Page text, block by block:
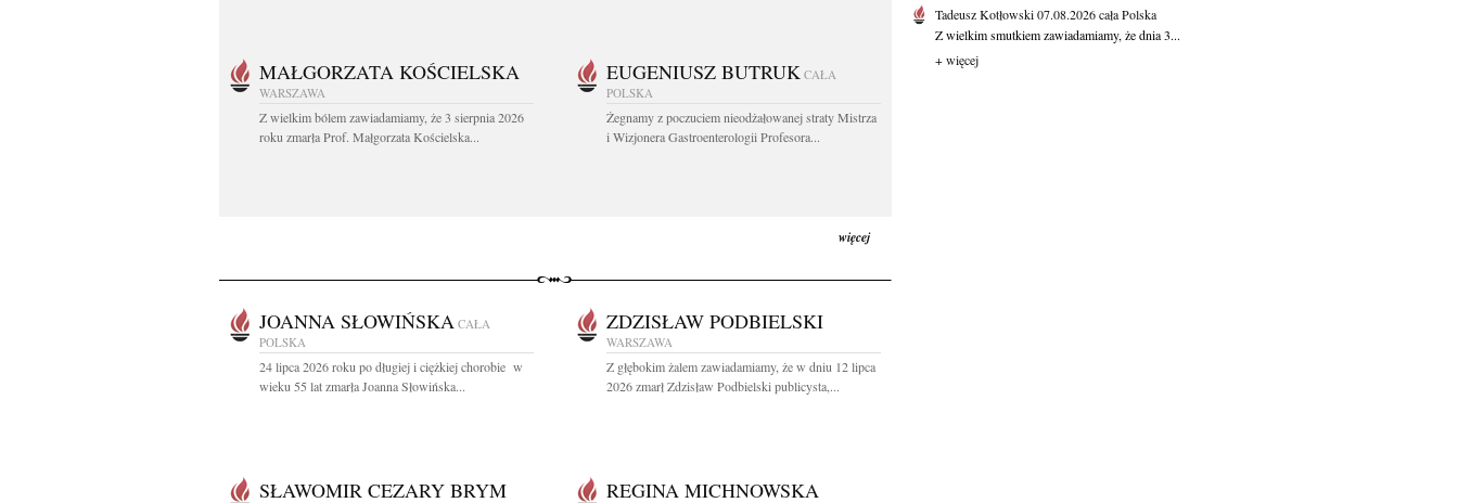
MAŁGORZATA KOŚCIELSKA
WARSZAWA
Z wielkim bólem zawiadamiamy, że 3 sierpnia 2026
roku zmarła Prof. Małgorzata Kościelska...
EUGENIUSZ BUTRUK CAŁA
POLSKA
Żegnamy z poczuciem nieodżałowanej straty Mistrza
i Wizjonera Gastroenterologii Profesora...
więcej
JOANNA SŁOWIŃSKA CAŁA
POLSKA
24 lipca 2026 roku po długiej i ciężkiej chorobie w
wieku 55 lat zmarła Joanna Słowińska...
ZDZISŁAW PODBIELSKI
WARSZAWA
Z głębokim żalem zawiadamiamy, że w dniu 12 lipca
2026 zmarł Zdzisław Podbielski publicysta,...
SŁAWOMIR CEZARY BRYM REGINA MICHNOWSKA
Tadeusz Kotłowski07.08.2026cała Polska
Z wielkim smutkiem zawiadamiamy, że dnia 3...
+ więcej